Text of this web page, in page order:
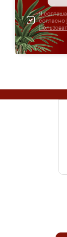
Я
согласно